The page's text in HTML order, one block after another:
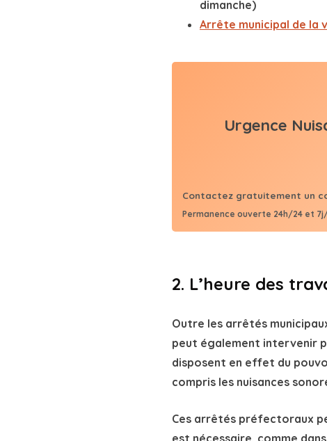
Urgence
2. L’heure des
peut également intervenir
disposent en effet du
Ces arrêtés préfectoraux
est nécessaire, comme
les horaires de travaux
pour protéger la
Ces réglementations
l’ensemble des